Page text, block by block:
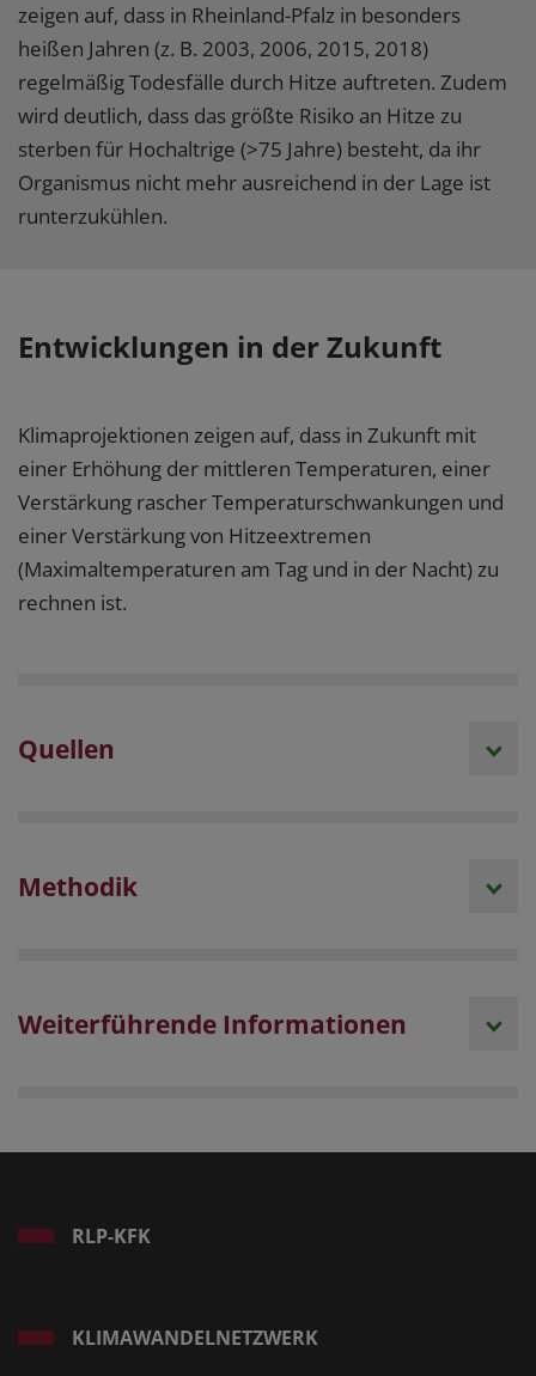
zeigen auf, dass in Rheinland-Pfalz in besonders
heißen Jahren (z. B. 2003, 2006, 2015, 2018)
regelmäßig Todesfälle durch Hitze auftreten. Zudem
wird deutlich, dass das größte Risiko an Hitze zu
sterben für Hochaltrige (>75 Jahre) besteht, da ihr
Organismus nicht mehr ausreichend in der Lage ist
runterzukühlen.
Entwicklungen in der Zukunft
Klimaprojektionen zeigen auf, dass in Zukunft mit
einer Erhöhung der mittleren Temperaturen, einer
Verstärkung rascher Temperaturschwankungen und
einer Verstärkung von Hitzeextremen
(Maximaltemperaturen am Tag und in der Nacht) zu
rechnen ist.
Quellen
Methodik
Weiterführende Informationen
RLP-KFK
KLIMAWANDELNETZWERK